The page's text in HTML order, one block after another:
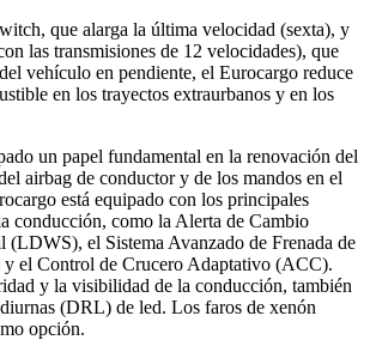
que alarga la última velocidad (sexta), y
las transmisiones de 12 velocidades), que
vehículo en pendiente, el Eurocargo reduce
en los trayectos extraurbanos y en los
un papel fundamental en la renovación del
airbag de conductor y de los mandos en el
está equipado con los principales
conducción, como la Alerta de Cambio
el Sistema Avanzado de Frenada de
el Control de Crucero Adaptativo (ACC).
y la visibilidad de la conducción, también
(DRL) de led. Los faros de xenón
opción.